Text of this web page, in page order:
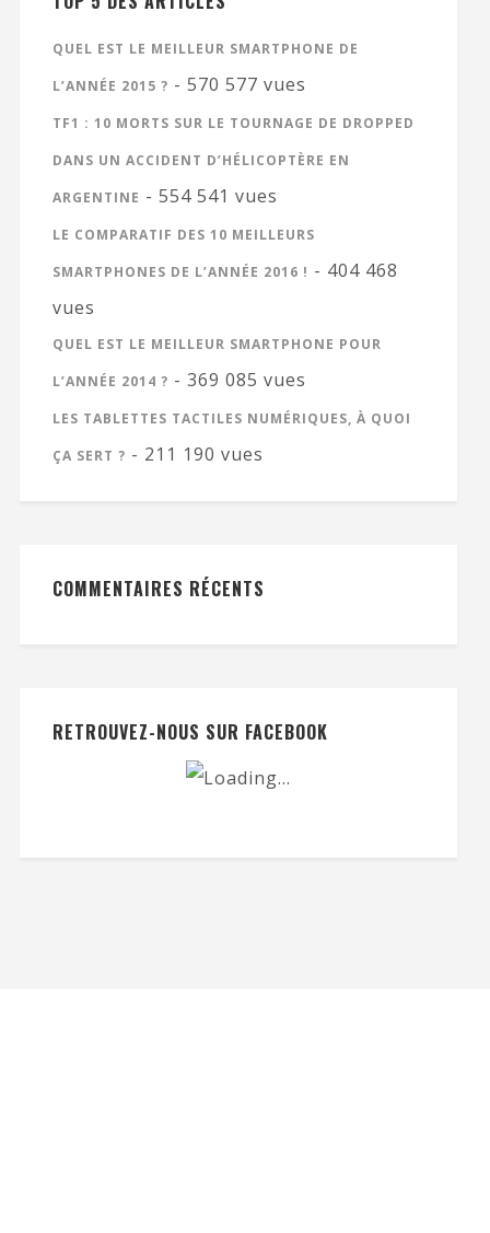
QUEL EST LE MEILLEUR SMARTPHONE DE
L’ANNÉE 2015 ? - 570 577 vues
TF1 : 10 MORTS SUR LE TOURNAGE DE DROPPED
DANS UN ACCIDENT D’HÉLICOPTÈRE EN
ARGENTINE - 554 541 vues
LE COMPARATIF DES 10 MEILLEURS
SMARTPHONES DE L’ANNÉE 2016 ! - 404 468
vues
QUEL EST LE MEILLEUR SMARTPHONE POUR
L’ANNÉE 2014 ? - 369 085 vues
LES TABLETTES TACTILES NUMÉRIQUES, À QUOI
ÇA SERT ? - 211 190 vues
COMMENTAIRES RÉCENTS
RETROUVEZ-NOUS SUR FACEBOOK